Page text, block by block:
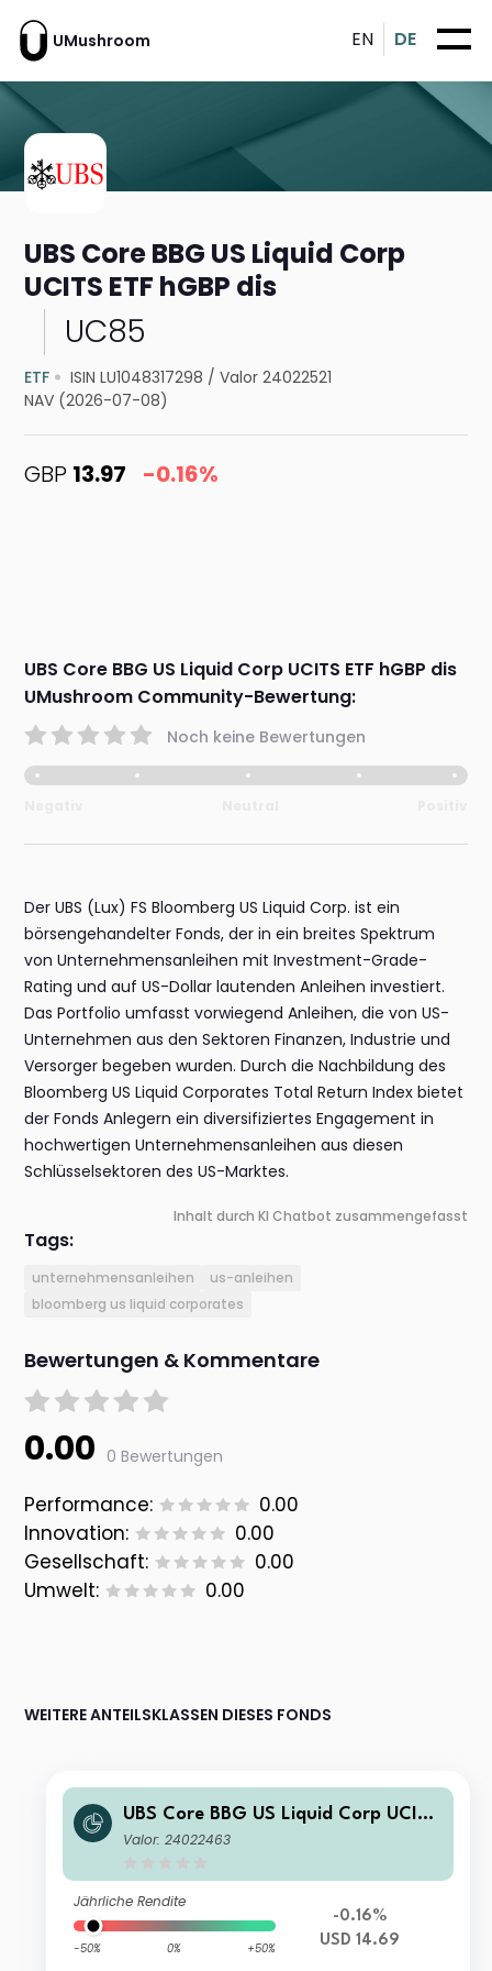
UMushroom EN DE
UBS Core BBG US Liquid Corp
UCITS ETF hGBP dis
UC85
ETF ISIN LU1048317298 /Valor 24022521
NAV (2026-07-08)
GBP 13.97 -0.16%
UBS Core BBG US Liquid Corp UCITS ETF hGBP dis
UMushroom Community-Bewertung:
Noch keine Bewertungen
Der UBS (Lux) FS Bloomberg US Liquid Corp. ist ein
börsengehandelter Fonds, der in ein breites Spektrum
von Unternehmensanleihen mit Investment-Grade-
Rating und auf US-Dollar lautenden Anleihen investiert.
Das Portfolio umfasst vorwiegend Anleihen, die von US-
Unternehmen aus den Sektoren Finanzen, Industrie und
Versorger begeben wurden. Durch die Nachbildung des
Bloomberg US Liquid Corporates Total Return Index bietet
der Fonds Anlegern ein diversifiziertes Engagement in
hochwertigen Unternehmensanleihen aus diesen
Schlüsselsektoren des US-Marktes.
Inhalt durch KI Chatbot zusammengefasst
Tags:
unternehmensanleihen
us-anleihen
bloomberg us liquid corporates
Bewertungen & Kommentare
0.00 0 Bewertungen
Performance:
0.00
Innovation:
0.00
Gesellschaft:
0.00
Umwelt:
0.00
WEITERE ANTEILSKLASSEN DIESES FONDS
UBS Core BBG US Liquid Corp UCITS
ETF USD dis
Valor: 24022463
Jährliche Rendite
-50% 0% +50%
-0.16%
USD 14.69